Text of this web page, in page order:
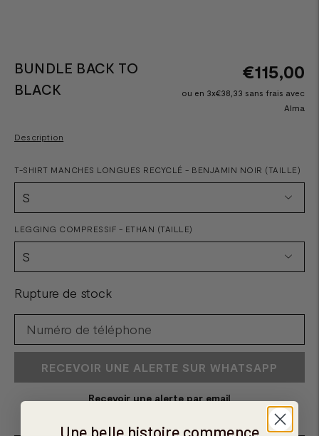
BUNDLE BACK TO
BLACK
€115,00
ou en 3x€38,33 sans frais avec
Alma
Description
T-SHIRT MANCHES LONGUES RECYCLÉ - BENJAMIN NOIR (TAILLE)
LEGGING COMPRESSIF - ETHAN (TAILLE)
Rupture de stock
RECEVOIR UNE ALERTE SUR WHATSAPP
Recevoir une alerte par email
Une belle histoire commence